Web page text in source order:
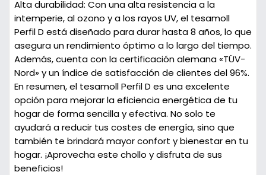
Alta durabilidad: Con una alta resistencia a la
intemperie, al ozono y a los rayos UV, el tesamoll
Perfil D está diseñado para durar hasta 8 años, lo que
asegura un rendimiento óptimo a lo largo del tiempo.
Además, cuenta con la certificación alemana «TÜV-
Nord» y un índice de satisfacción de clientes del 96%.
En resumen, el tesamoll Perfil D es una excelente
opción para mejorar la eficiencia energética de tu
hogar de forma sencilla y efectiva. No solo te
ayudará a reducir tus costes de energía, sino que
también te brindará mayor confort y bienestar en tu
hogar. ¡Aprovecha este chollo y disfruta de sus
beneficios!